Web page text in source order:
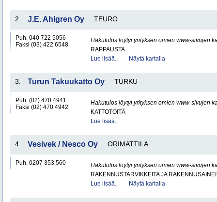
2. J.E. Ahlgren Oy TEURO
Puh. 040 722 5056
Faksi (03) 422 6548
Hakutulos löytyi yrityksen omien www-sivujen
RAPPAUSTA
Lue lisää..
Näytä kartalla
3. Turun Takuukatto Oy TURKU
Puh. (02) 470 4941
Faksi (02) 470 4942
Hakutulos löytyi yrityksen omien www-sivujen
KATTOTÖITÄ
Lue lisää..
4. Vesivek / Nesco Oy ORIMATTILA
Puh. 0207 353 560
Hakutulos löytyi yrityksen omien www-sivujen
RAKENNUSTARVIKKEITA JA
Lue lisää..
Näytä kartalla